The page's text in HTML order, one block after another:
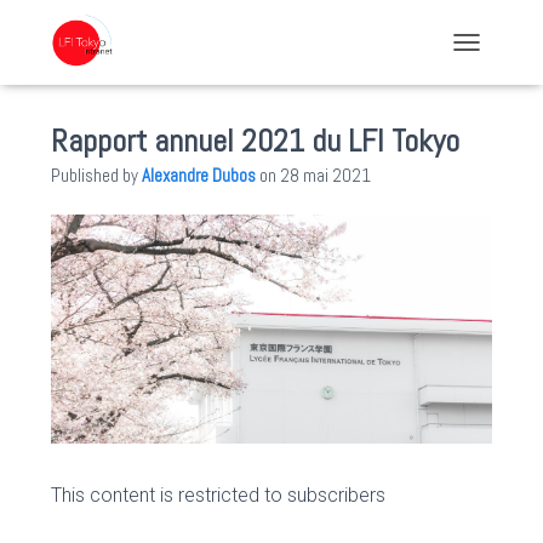
Rapport annuel 2021 du LFI Tokyo
Published byAlexandre Dubos on 28 mai 2021
This content is restricted to subscribers